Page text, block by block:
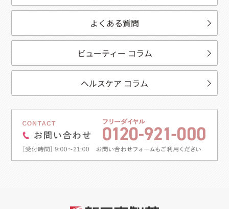
よくある質問
ビューティー コラム
ヘルスケア コラム